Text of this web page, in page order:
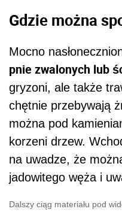
Gdzie można
Mocno
pnie zwalonych lub
gryzoni, ale także
chętnie przebywają
można pod
korzeni drzew.
na uwadze, że
jadowitego węża i
Dalszy ciąg materiału pod